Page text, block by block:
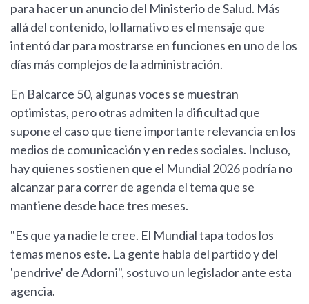
para hacer un anuncio del Ministerio de Salud. Más
allá del contenido, lo llamativo es el mensaje que
intentó dar para mostrarse en funciones en uno de los
días más complejos de la administración.
En Balcarce 50, algunas voces se muestran
optimistas, pero otras admiten la dificultad que
supone el caso que tiene importante relevancia en los
medios de comunicación y en redes sociales. Incluso,
hay quienes sostienen que el Mundial 2026 podría no
alcanzar para correr de agenda el tema que se
mantiene desde hace tres meses.
"Es que ya nadie le cree. El Mundial tapa todos los
temas menos este. La gente habla del partido y del
'pendrive' de Adorni", sostuvo un legislador ante esta
agencia.